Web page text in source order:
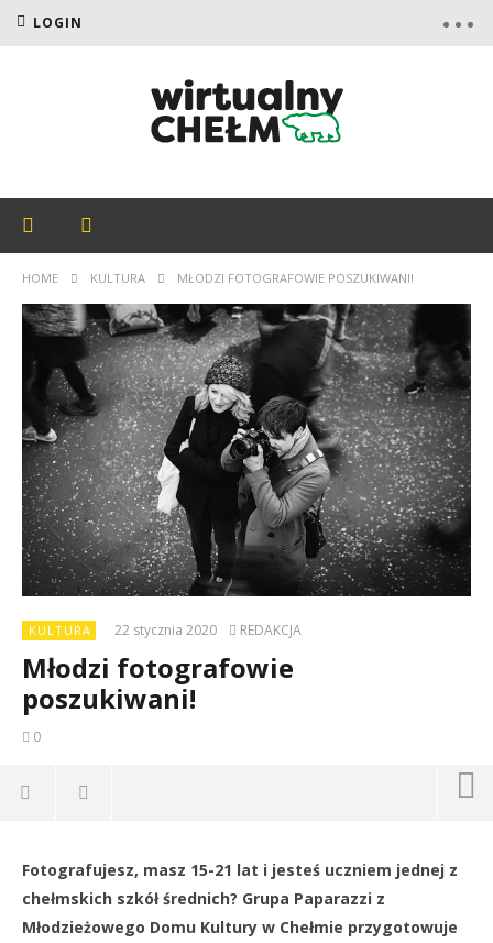
LOGIN
HOME KULTURA MŁODZI FOTOGRAFOWIE POSZUKIWANI!
KULTURA 22 stycznia 2020 REDAKCJA
Młodzi fotografowie
poszukiwani!
0
Fotografujesz, masz 15-21 lat i jesteś uczniem jednej z
chełmskich szkół średnich? Grupa Paparazzi z
Młodzieżowego Domu Kultury w Chełmie przygotowuje